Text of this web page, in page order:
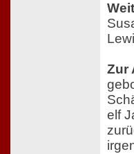
Zur
elf